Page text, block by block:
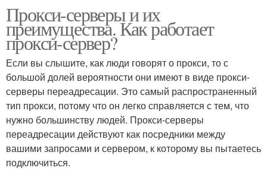
Прокси-серверы и их
преимущества. Как работает
прокси-сервер?
Если вы слышите, как люди говорят о прокси, то с
большой долей вероятности они имеют в виде прокси-
серверы переадресации. Это самый распространенный
тип прокси, потому что он легко справляется с тем, что
нужно большинству людей. Прокси-серверы
переадресации действуют как посредники между
вашими запросами и сервером, к которому вы пытаетесь
подключиться.